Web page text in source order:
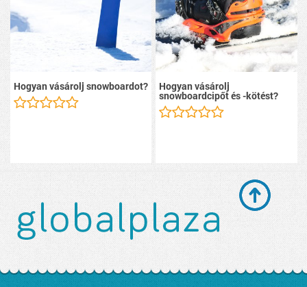
Hogyan vásárolj snowboardot? Hogyan vásárolj
snowboardcipőt és -kötést?